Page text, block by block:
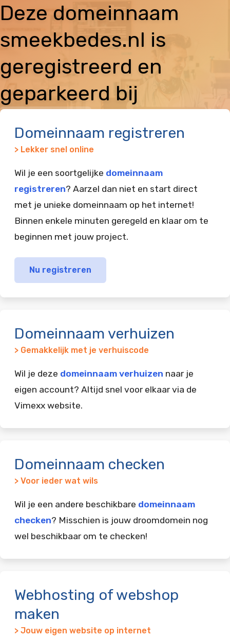
Deze domeinnaam
smeekbedes.nl is
geregistreerd en
geparkeerd bij
Domeinnaam registreren
> Lekker snel online
Wil je een soortgelijke domeinnaam
registreren? Aarzel dan niet en start direct
met je unieke domeinnaam op het internet!
Binnen enkele minuten geregeld en klaar om te
beginnen met jouw project.
Nu registreren
Domeinnaam verhuizen
> Gemakkelijk met je verhuiscode
Wil je deze domeinnaam verhuizen naar je
eigen account? Altijd snel voor elkaar via de
Vimexx website.
Domeinnaam checken
> Voor ieder wat wils
Wil je een andere beschikbare domeinnaam
checken? Misschien is jouw droomdomein nog
wel beschikbaar om te checken!
Webhosting of webshop
maken
> Jouw eigen website op internet